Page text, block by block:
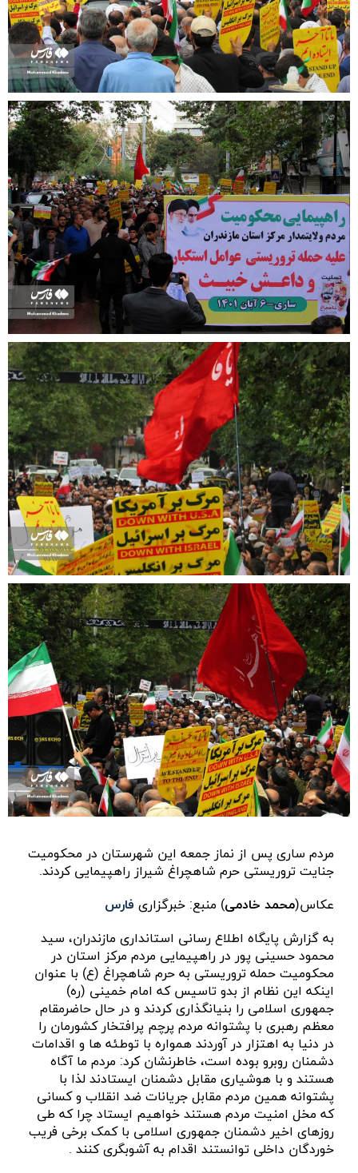
مردم ساری پس از نماز جمعه این شهرستان در محکومیت
جنایت تروریستی حرم شاهچراغ شیراز راهپیمایی کردند.
عکاس(محمد خادمی) منبع: خبرگزاری فارس
به گزارش پایگاه اطلاع رسانی استانداری مازندران، سید
محمود حسینی پور در راهپیمایی مردم مرکز استان در
محکومیت حمله تروریستی به حرم شاهچراغ (ع) با عنوان
اینکه این نظام از بدو تاسیس که امام خمینی (ره)
جمهوری اسلامی را بنیانگذاری کردند و در حال حاضرمقام
معظم رهبری با پشتوانه مردم پرچم پرافتخار کشورمان را
در دنیا به اهتزار در آوردند همواره با توطئه ها و اقدامات
دشمنان روبرو بوده است، خاطرنشان کرد: مردم ما آگاه
هستند و با هوشیاری مقابل دشمنان ایستادند لذا با
پشتوانه همین مردم مقابل جریانات ضد انقلاب و کسانی
که مخل امنیت مردم هستند خواهیم ایستاد چرا که طی
روزهای اخیر دشمنان جمهوری اسلامی با کمک برخی فریب
خوردگان داخلی توانستند اقدام به آشوبگری کنند .